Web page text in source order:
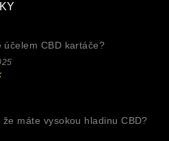
účelem CBD kartáče?
máte vysokou hladinu CBD?